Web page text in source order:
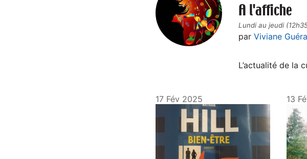
A l'affiche
Lundi au jeudi
par Viviane
L’actualité de la
17 Fév 2025 13